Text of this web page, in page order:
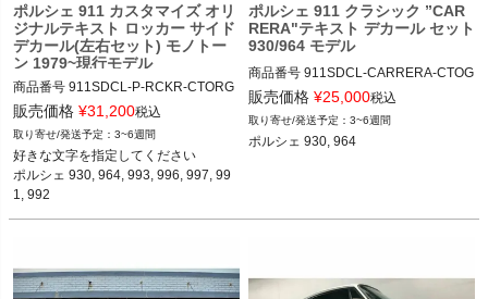
ポルシェ 911 カスタマイズ オリ
ジナルテキスト ロッカー サイド
デカール(左右セット) モノトー
ン 1979~現行モデル
商品番号 911SDCL-P-RCKR-CTORG
911SDCL-PRSCH-RCKR-CSTMORG
12ADS SKU: 無 "ROCKER SIDE STRI
PES CUSTOMS TEXT CARRERA"
販売価格 ¥31,200税込
3~6週間
好きな文字を指定してください
ポルシェ 930, 964, 993, 996, 997, 99
1, 992
ポルシェ 911 クラシック ”CAR
RERA"テキスト デカール セット
930/964 モデル
商品番号 911SDCL-CARRERA-CTOG
911SDCL-CARRERA-CSTMORG
12ADS SKU: 無
販売価格 ¥25,000税込
3~6週間
ポルシェ 930, 964